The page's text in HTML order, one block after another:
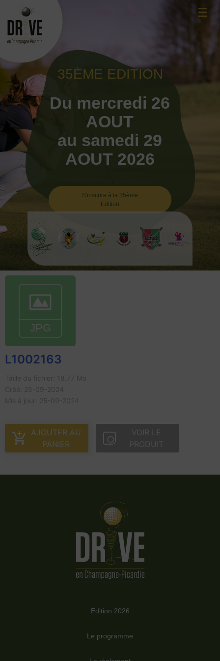
content
☰
35ÈME EDITION
Du mercredi 26
AOUT
au samedi 29
AOUT 2026
S'inscrire à la 35ème
Edition
L1002163
AJOUTER AU
PANIER
VOIR LE
PRODUIT
Edition 2026
Le programme